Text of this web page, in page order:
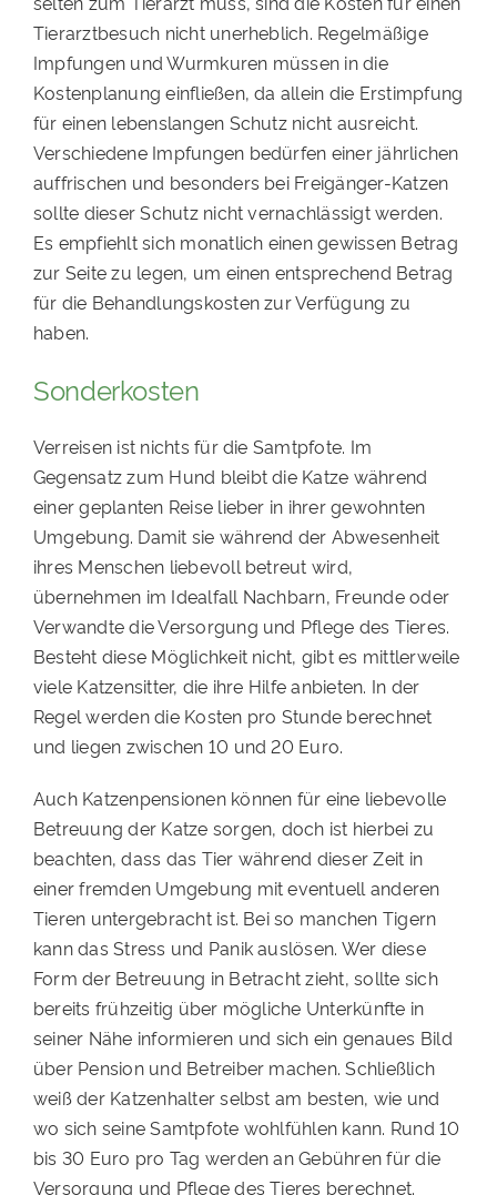
Tierarztbesuch nicht unerheblich. Regelmäßige
Impfungen und Wurmkuren müssen in die
Kostenplanung einfließen, da allein die Erstimpfung
für einen lebenslangen Schutz nicht ausreicht.
Verschiedene Impfungen bedürfen einer jährlichen
auffrischen und besonders bei Freigänger-Katzen
sollte dieser Schutz nicht vernachlässigt werden.
Es empfiehlt sich monatlich einen gewissen Betrag
zur Seite zu legen, um einen entsprechend Betrag
für die Behandlungskosten zur Verfügung zu
haben.
Sonderkosten
Verreisen ist nichts für die Samtpfote. Im
Gegensatz zum Hund bleibt die Katze während
einer geplanten Reise lieber in ihrer gewohnten
Umgebung. Damit sie während der Abwesenheit
ihres Menschen liebevoll betreut wird,
übernehmen im Idealfall Nachbarn, Freunde oder
Verwandte die Versorgung und Pflege des Tieres.
Besteht diese Möglichkeit nicht, gibt es mittlerweile
viele Katzensitter, die ihre Hilfe anbieten. In der
Regel werden die Kosten pro Stunde berechnet
und liegen zwischen 10 und 20 Euro.
Auch Katzenpensionen können für eine liebevolle
Betreuung der Katze sorgen, doch ist hierbei zu
beachten, dass das Tier während dieser Zeit in
einer fremden Umgebung mit eventuell anderen
Tieren untergebracht ist. Bei so manchen Tigern
kann das Stress und Panik auslösen. Wer diese
Form der Betreuung in Betracht zieht, sollte sich
bereits frühzeitig über mögliche Unterkünfte in
seiner Nähe informieren und sich ein genaues Bild
über Pension und Betreiber machen. Schließlich
weiß der Katzenhalter selbst am besten, wie und
wo sich seine Samtpfote wohlfühlen kann. Rund 10
bis 30 Euro pro Tag werden an Gebühren für die
Versorgung und Pflege des Tieres berechnet.